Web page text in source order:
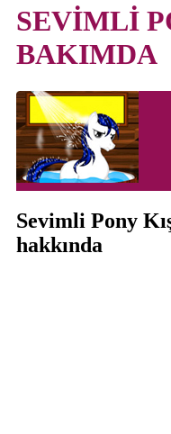
SEVİMLİ
BAKIMDA
Sevimli Pony
hakkında